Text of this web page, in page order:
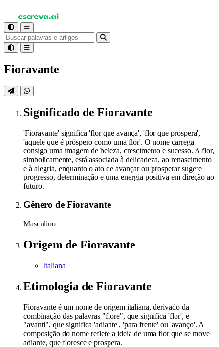
Fioravante
Significado de Fioravante
'Fioravante' significa 'flor que avança', 'flor que prospera',
'aquele que é próspero como uma flor'. O nome carrega
consigo uma imagem de beleza, crescimento e sucesso. A flor,
simbolicamente, está associada à delicadeza, ao renascimento
e à alegria, enquanto o ato de avançar ou prosperar sugere
progresso, determinação e uma energia positiva em direção ao
futuro.
Gênero de Fioravante
Masculino
Origem de Fioravante
Italiana
Etimologia de Fioravante
Fioravante é um nome de origem italiana, derivado da
combinação das palavras "fiore", que significa 'flor', e
"avanti", que significa 'adiante', 'para frente' ou 'avanço'. A
composição do nome reflete a ideia de uma flor que se move
adiante, que floresce e prospera.